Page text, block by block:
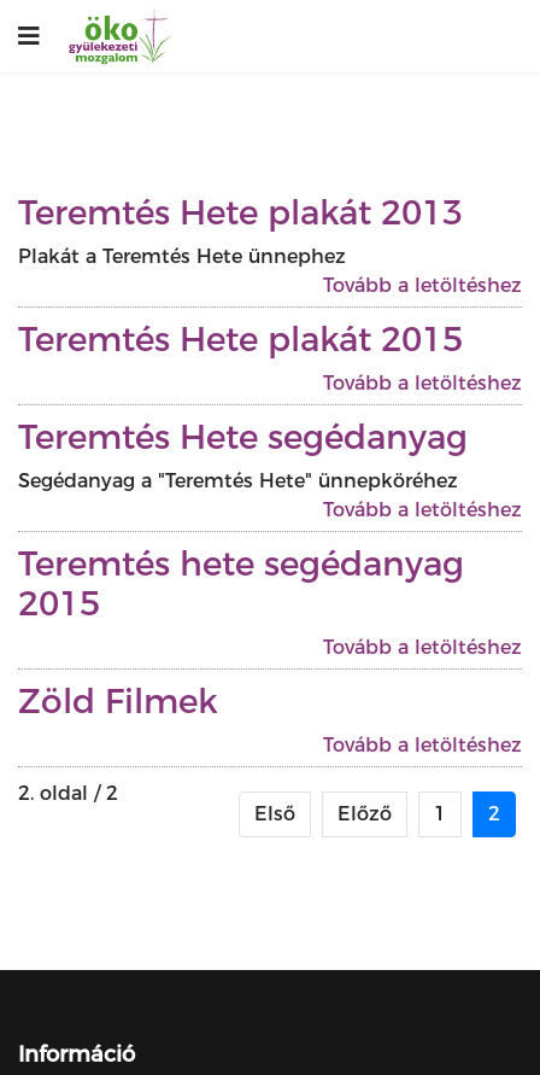
Teremtés Hete plakát 2013
Plakát a Teremtés Hete ünnephez
Tovább a letöltéshez
Teremtés Hete plakát 2015
Tovább a letöltéshez
Teremtés Hete segédanyag
Segédanyag a "Teremtés Hete" ünnepköréhez
Tovább a letöltéshez
Teremtés hete segédanyag
2015
Tovább a letöltéshez
Zöld Filmek
Tovább a letöltéshez
2. oldal / 2
Első
Előző 1 2
Információ